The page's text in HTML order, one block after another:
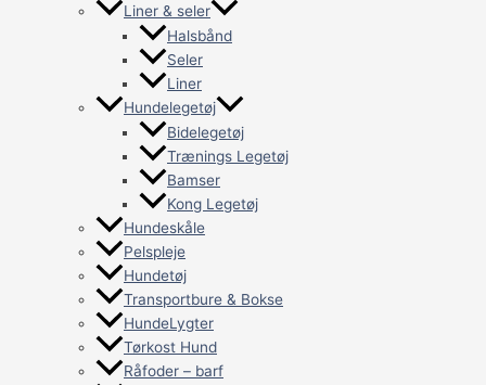
Liner & seler
Halsbånd
Seler
Liner
Hundelegetøj
Bidelegetøj
Trænings Legetøj
Bamser
Kong Legetøj
Hundeskåle
Pelspleje
Hundetøj
Transportbure & Bokse
HundeLygter
Tørkost Hund
Råfoder – barf